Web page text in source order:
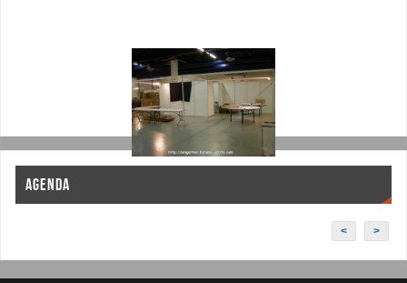
AGENDA
< >